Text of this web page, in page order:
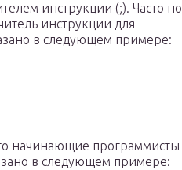
инструкции (;). Часто
инструкции для
в следующем примере:
начинающие
в следующем примере: